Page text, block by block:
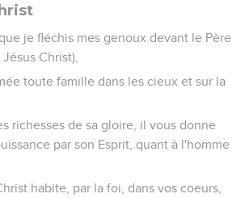
je fléchis mes genoux devant le Père
Christ),
toute famille dans les cieux et sur la
richesses de sa gloire, il vous donne
par son Esprit, quant à l'homme
habite, par la foi, dans vos coeurs,